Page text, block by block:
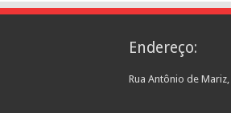
Endereço:
Rua Antônio de Mariz,